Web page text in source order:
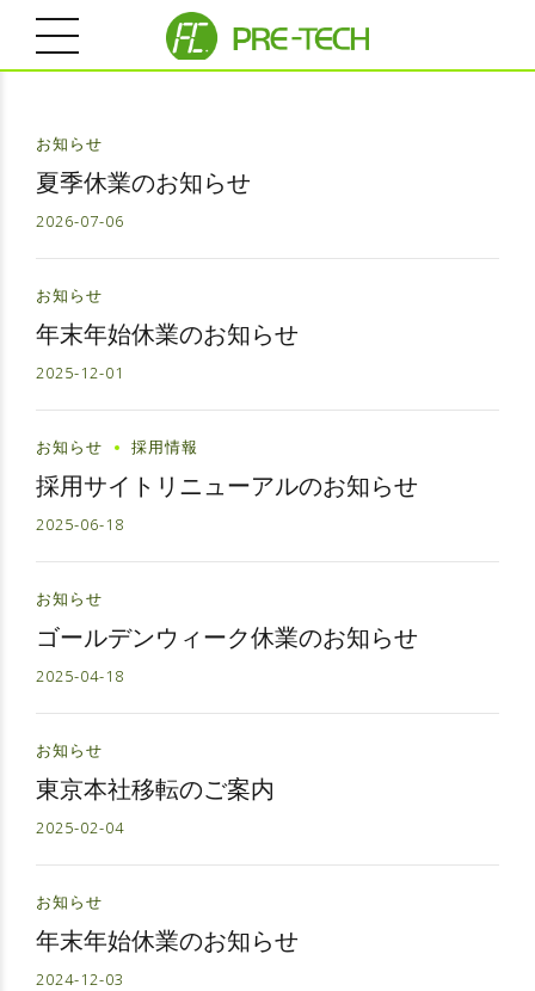
お知らせ
夏季休業のお知らせ
2026-07-06
お知らせ
年末年始休業のお知らせ
2025-12-01
お知らせ 採用情報
採用サイトリニューアルのお知らせ
2025-06-18
お知らせ
ゴールデンウィーク休業のお知らせ
2025-04-18
お知らせ
東京本社移転のご案内
2025-02-04
お知らせ
年末年始休業のお知らせ
2024-12-03